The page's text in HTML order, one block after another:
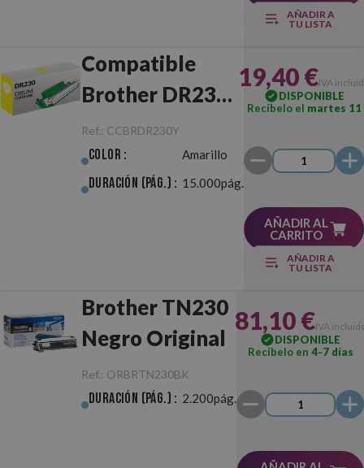
AÑADIR A
TU LISTA
Compatible
Brother DR230
Amarillo
Tambor
Ref.: CCBRDR230Y
Color : Amarillo
Duración (pág.) : 15.000pág.
19,40 €IVA
DISPONIBLE
Recíbelo el martes 11
AÑADIR AL
CARRITO
AÑADIR A
TU LISTA
Brother TN230
Negro Original
Ref.: ORBRTN230BK
Duración (pág.) : 2.200pág.
81,10 €IVA
DISPONIBLE
Recíbelo en 4-7 días